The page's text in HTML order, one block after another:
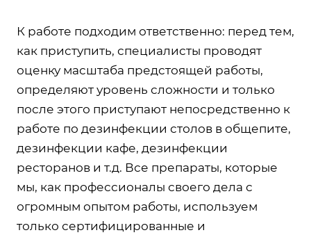
К работе подходим ответственно: перед тем,
как приступить, специалисты проводят
оценку масштаба предстоящей работы,
определяют уровень сложности и только
после этого приступают непосредственно к
работе по дезинфекции столов в общепите,
дезинфекции кафе, дезинфекции
ресторанов и т.д. Все препараты, которые
мы, как профессионалы своего дела с
огромным опытом работы, используем
только сертифицированные и